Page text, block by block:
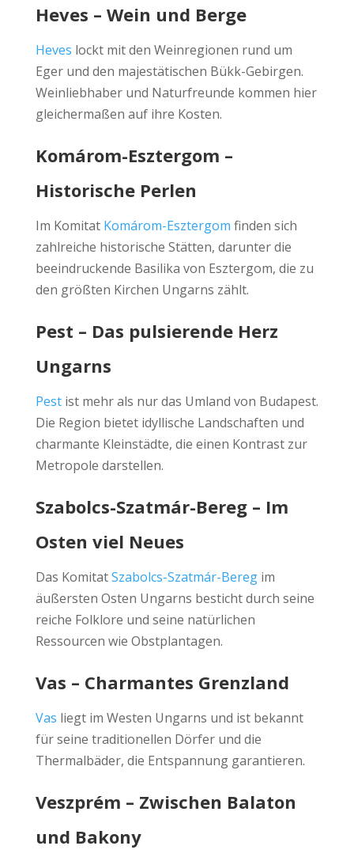
Heves – Wein und Berge
Heves lockt mit den Weinregionen rund um
Eger und den majestätischen Bükk-Gebirgen.
Weinliebhaber und Naturfreunde kommen hier
gleichermaßen auf ihre Kosten.
Komárom-Esztergom –
Historische Perlen
Im Komitat Komárom-Esztergom finden sich
zahlreiche historische Stätten, darunter die
beeindruckende Basilika von Esztergom, die zu
den größten Kirchen Ungarns zählt.
Pest – Das pulsierende Herz
Ungarns
Pestist mehr als nur das Umland von Budapest.
Die Region bietet idyllische Landschaften und
charmante Kleinstädte, die einen Kontrast zur
Metropole darstellen.
Szabolcs-Szatmár-Bereg – Im
Osten viel Neues
Das KomitatSzabolcs-Szatmár-Beregim
äußersten Osten Ungarns besticht durch seine
reiche Folklore und seine natürlichen
Ressourcen wie Obstplantagen.
Vas – Charmantes Grenzland
Vas liegt im Westen Ungarns und ist bekannt
für seine traditionellen Dörfer und die
Thermalbäder, die Entspannung garantieren.
Veszprém – Zwischen Balaton
und Bakony